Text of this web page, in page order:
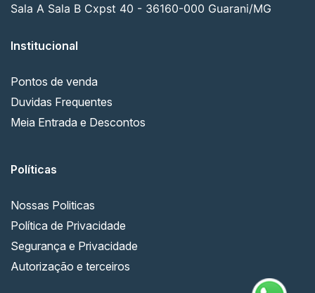
Sala A Sala B Cxpst 40 - 36160-000 Guarani/MG
Institucional
Pontos de venda
Duvidas Frequentes
Meia Entrada e Descontos
Políticas
Nossas Politicas
Política de Privacidade
Segurança e Privacidade
Autorização e terceiros